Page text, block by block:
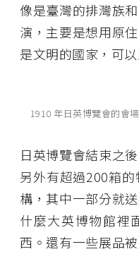
像是臺灣的排灣族
演，主要是想用原
是文明的國家，可
1910 年日英博覽會的會
日英博覽會結束之
另外有超過200箱
構，其中一部分就
什麼大英博物館裡
西。還有一些展品